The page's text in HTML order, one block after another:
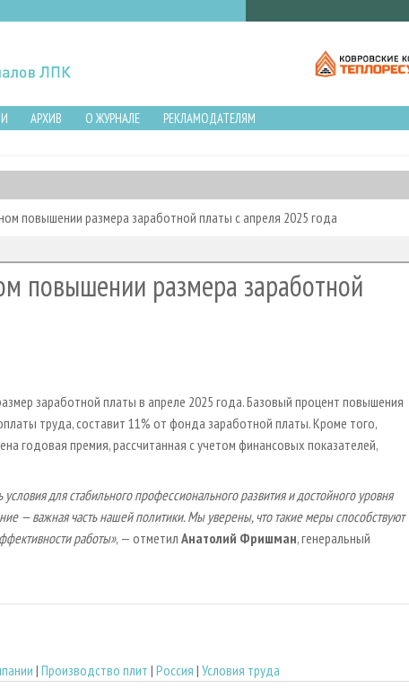
АРХИВ О ЖУРНАЛЕ
РЕКЛАМОДАТЕЛЯМ
повышении размера заработной платы с апреля 2025 года
повышении размера заработной
заработной платы в апреле 2025 года. Базовый процент повышения
труда, составит 11% от фонда заработной платы. Кроме того,
годовая премия, рассчитанная с учетом финансовых показателей,
для стабильного профессионального развития и достойного уровня
— важная часть нашей политики. Мы уверены, что такие меры способствуют
работы», — отметил Анатолий Фришман, генеральный
| Производство плит | Россия | Условия труда